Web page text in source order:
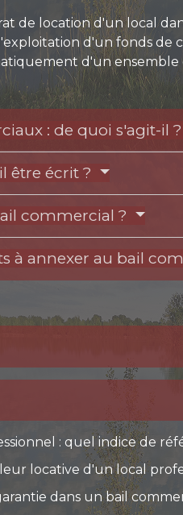
de location d'un local
d'un fonds
d'un
: de quoi s'agit-il ?
être écrit ?
commercial ?
à annexer au bail
: quel indice de
locative d'un local
dans un bail